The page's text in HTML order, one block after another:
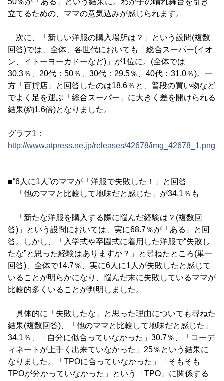
50％が「ある」という結果に。わが子の晴れ舞台を引き
立てるための、ママの意気込みが感じられます。
次に、「新しい洋服の購入場所は？」という設問(複数
回答)では、全体、各世代においても「総合スーパー(イオ
ン、イトーヨーカドーなど)」が1位に。(全体では
30.3％、20代：50％、30代：29.5％、40代：31.0％)。一
方「百貨店」と回答したのは18.6％と、普段の買い物など
でよく足を運ぶ「総合スーパー」に大きく差を開けられる
結果(約1.6倍)となりました。
グラフ1：
http://www.atpress.ne.jp/releases/42678/img_42678_1.png
■“6人に1人”のママが「洋服で失敗した！」と回答
「他のママと比較して地味だと感じた」が34.1％も
「新たな洋服を購入する際に悩んだ経験は？(複数回
答)」という設問においては、実に68.7％が「ある」と回
答。しかし、「入学式や卒園式に着用した洋服で“失敗し
たな”と思った経験はありますか？」と尋ねたところ(単一
回答)、全体で14.7％、実に6人に1人が失敗したと感じて
いることが明らかになり、悩んだ末に失敗しているママが
比較的多くいることが判明しました。
具体的に「失敗したな」と思った理由についても尋ねた
結果(複数回答)、「他のママと比較して地味だと感じた」
34.1％、「自分に似合っていなかった」30.7％、「コーデ
ィネートが上手く出来ていなかった」25％という結果に
なりました。「TPOに合っていなかった」「そもそも
TPOが分かっていなかった」という「TPO」に関係する